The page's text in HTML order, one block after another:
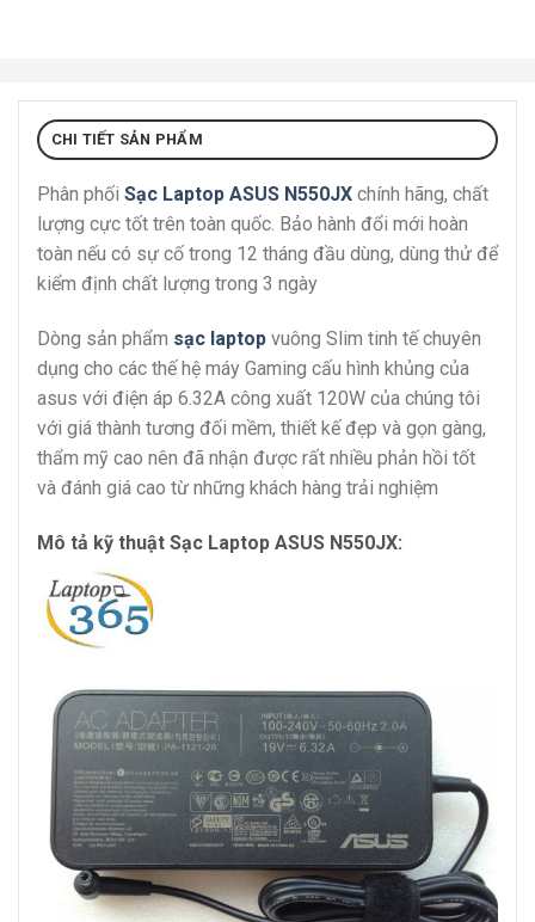
CHI TIẾT SẢN PHẨM
Phân phối Sạc Laptop ASUS N550JX chính hãng, chất
lượng cực tốt trên toàn quốc. Bảo hành đổi mới hoàn
toàn nếu có sự cố trong 12 tháng đầu dùng, dùng thử để
kiểm định chất lượng trong 3 ngày
Dòng sản phẩm sạc laptop vuông Slim tinh tế chuyên
dụng cho các thế hệ máy Gaming cấu hình khủng của
asus với điện áp 6.32A công xuất 120W của chúng tôi
với giá thành tương đối mềm, thiết kế đẹp và gọn gàng,
thẩm mỹ cao nên đã nhận được rất nhiều phản hồi tốt
và đánh giá cao từ những khách hàng trải nghiệm
Mô tả kỹ thuật Sạc Laptop ASUS N550JX: